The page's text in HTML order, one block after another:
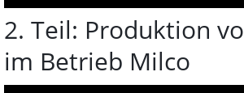
2. Teil: Produktion
im Betrieb Milco